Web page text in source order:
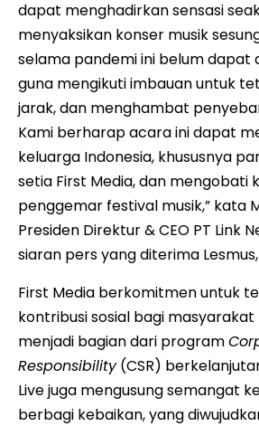
dapat menghadirkan sensasi
menyaksikan konser musik
selama pandemi ini belum dapat
guna mengikuti imbauan untuk
jarak, dan menghambat
Kami berharap acara ini dapat
keluarga Indonesia, khususnya
setia First Media, dan mengobati
penggemar festival musik,” kata
Presiden Direktur & CEO PT Link
siaran pers yang diterima
First Media berkomitmen untuk
kontribusi sosial bagi masyarakat
menjadi bagian dari program
Responsibility(CSR)
Live juga mengusung semangat
berbagi kebaikan, yang